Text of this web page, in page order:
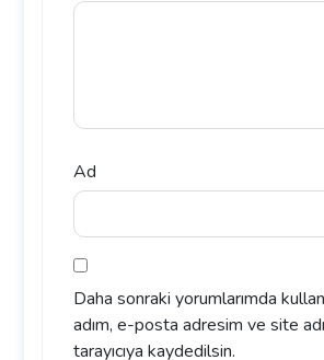
Ad
Daha sonraki yorumlarımda
adım, e-posta adresim ve site
tarayıcıya kaydedilsin.